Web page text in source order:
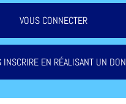
VOUS CONNECTER
INSCRIRE EN RÉALISANT UN DON